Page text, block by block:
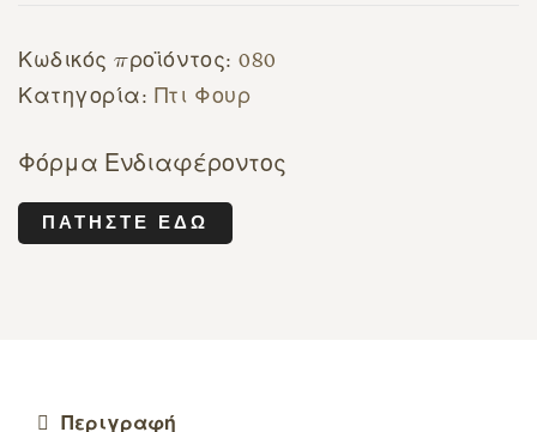
Κωδικός προϊόντος:080
Κατηγορία: Πτι Φουρ
Φόρμα Ενδιαφέροντος
ΠΑΤΉΣΤΕ ΕΔΏ
Περιγραφή